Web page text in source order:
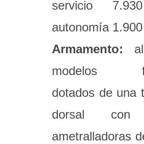
servicio
autonomía
Armamento:
modelos
dotados de una
dorsal con
ametralladoras